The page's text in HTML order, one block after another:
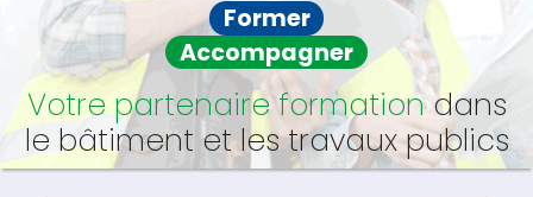
Former
Accompagner
Votre partenaire formationdans
le bâtiment et les travaux publics